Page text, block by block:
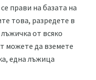
прави на базата на
това, разредете в
от всяко
можете да вземете
една лъжица